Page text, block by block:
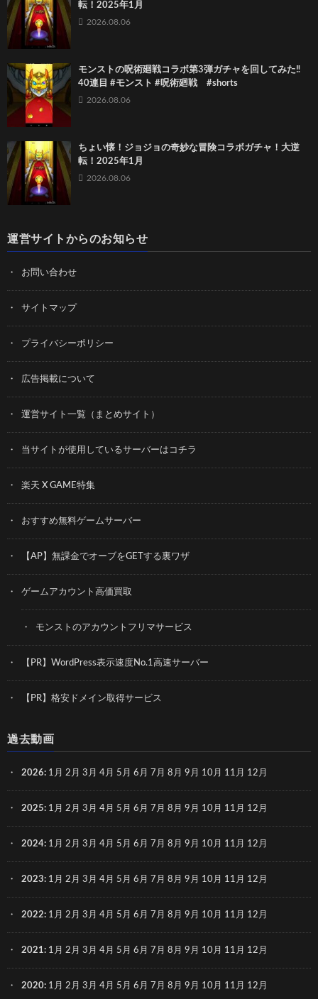
転！2025年1月
2026.08.06
モンストの呪術廻戦コラボ第3弾ガチャを回してみた‼️
40連目 #モンスト #呪術廻戦 #shorts
2026.08.06
ちょい懐！ジョジョの奇妙な冒険コラボガチャ！大逆
転！2025年1月
2026.08.06
運営サイトからのお知らせ
お問い合わせ
サイトマップ
プライバシーポリシー
広告掲載について
運営サイト一覧（まとめサイト）
当サイトが使用しているサーバーはコチラ
楽天 X GAME特集
おすすめ無料ゲームサーバー
【AP】無課金でオーブをGETする裏ワザ
ゲームアカウント高価買取
モンストのアカウントフリマサービス
【PR】WordPress表示速度No.1高速サーバー
【PR】格安ドメイン取得サービス
過去動画
2026: 1月 2月 3月 4月 5月 6月 7月 8月 9月 10月 11月 12月
2025: 1月 2月 3月 4月 5月 6月 7月 8月 9月 10月 11月 12月
2024: 1月 2月 3月 4月 5月 6月 7月 8月 9月 10月 11月 12月
2023: 1月 2月 3月 4月 5月 6月 7月 8月 9月 10月 11月 12月
2022: 1月 2月 3月 4月 5月 6月 7月 8月 9月 10月 11月 12月
2021: 1月 2月 3月 4月 5月 6月 7月 8月 9月 10月 11月 12月
2020: 1月 2月 3月 4月 5月 6月 7月 8月 9月 10月 11月 12月